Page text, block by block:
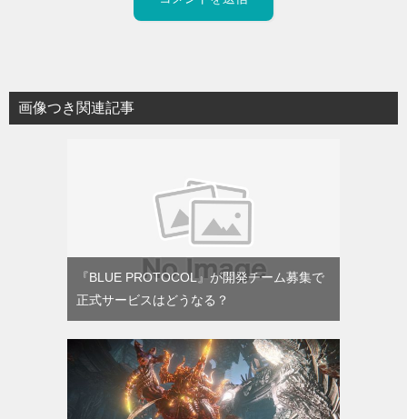
画像つき関連記事
『BLUE PROTOCOL』が開発チーム募集で
正式サービスはどうなる？